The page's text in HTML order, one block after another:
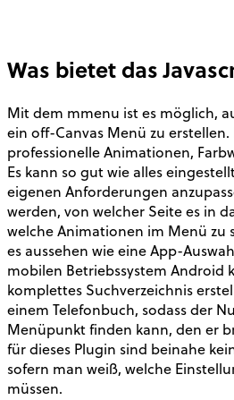
Was bietet das
Mit dem mmenu ist es möglich,
ein off-Canvas Menü zu
professionelle Animationen,
Es kann so gut wie alles
eigenen Anforderungen
werden, von welcher Seite es in
welche Animationen im Menü zu
es aussehen wie eine App-
mobilen Betriebssystem Android
komplettes Suchverzeichnis
einem Telefonbuch, sodass der
Menüpunkt finden kann, den er
für dieses Plugin sind beinahe
sofern man weiß, welche
müssen.